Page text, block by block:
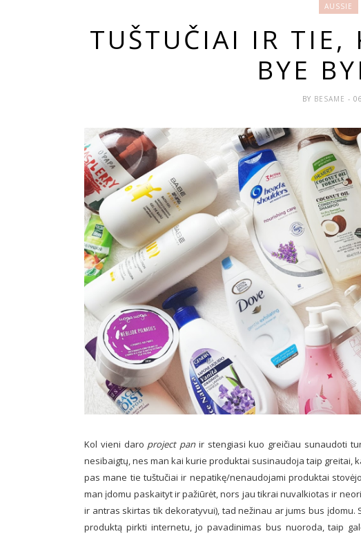
AUSSIE
TUŠTUČIAI IR TIE,
BYE
BY BESAME -
Kol vieni daro project pan ir stengiasi kuo greičiau sunaudoti
nesibaigtų, nes man kai kurie produktai susinaudoja taip greitai,
pas mane tie tuštučiai ir nepatikę/nenaudojami produktai
man įdomu paskaityt ir pažiūrėt, nors jau tikrai nuvalkiotas ir
ir antras skirtas tik dekoratyvui), tad nežinau ar jums bus įdomu.
produktą pirkti internetu, jo pavadinimas bus nuoroda, taip